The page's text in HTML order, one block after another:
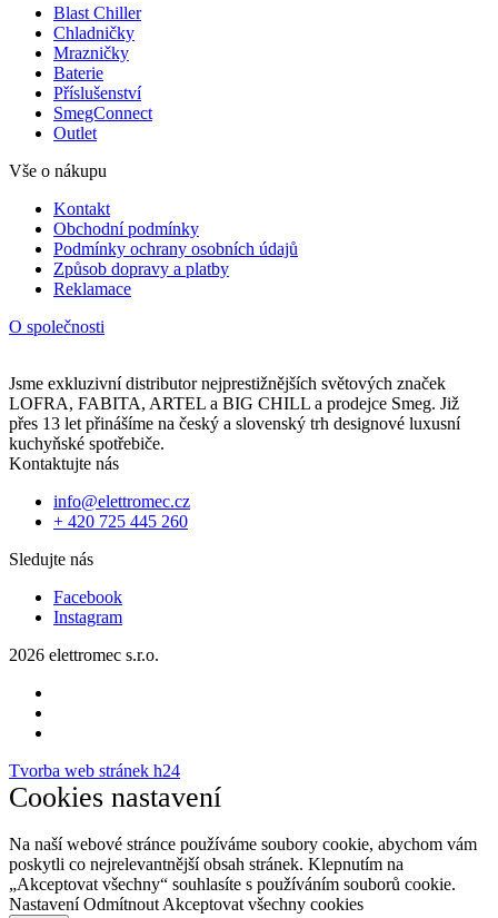
Blast Chiller
Chladničky
Mrazničky
Baterie
Příslušenství
SmegConnect
Outlet
Vše o nákupu
Kontakt
Obchodní podmínky
Podmínky ochrany osobních údajů
Způsob dopravy a platby
Reklamace
O společnosti
Jsme exkluzivní distributor nejprestižnějších světových značek
LOFRA, FABITA, ARTEL a BIG CHILL a prodejce Smeg. Již
přes 13 let přinášíme na český a slovenský trh designové luxusní
kuchyňské spotřebiče.
Kontaktujte nás
info@elettromec.cz
+ 420 725 445 260
Sledujte nás
Facebook
Instagram
2026 elettromec s.r.o.
Tvorba web stránek h24
Cookies nastavení
Na naší webové stránce používáme soubory cookie, abychom vám
poskytli co nejrelevantnější obsah stránek. Klepnutím na
„Akceptovat všechny“ souhlasíte s používáním souborů cookie.
Nastavení Odmítnout Akceptovat všechny cookies